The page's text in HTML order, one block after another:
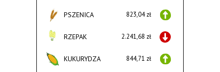
PSZENICA 823,04 zł
RZEPAK 2.241,68 zł
KUKURYDZA 844,71 zł